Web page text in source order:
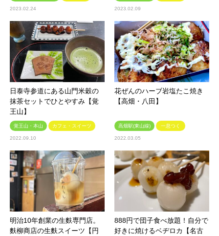
2023.02.24 2023.02.09
日泰寺参道にある山門米穀の
抹茶セットでひとやすみ【覚
王山】
覚王山・本山 カフェ・スイーツ
2022.09.10
花ぜんのハーブ岩塩たこ焼き
【高畑・八田】
高畑駅(東山線) 一息つく
2022.03.05
明治10年創業の生麩専門店。
麩柳商店の生麩スイーツ【円
888円で団子食べ放題！自分で
好きに焼けるベヂロカ【名古